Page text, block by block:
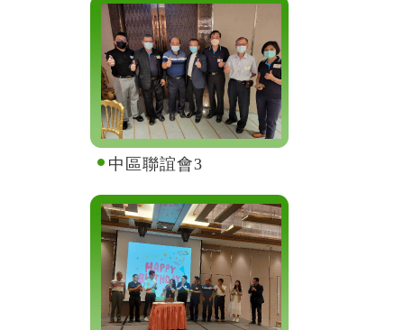
中區聯誼會3